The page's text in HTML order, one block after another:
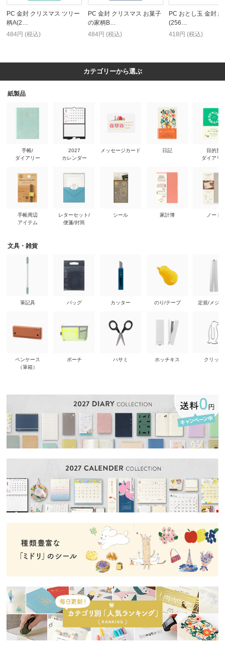
PC 金封 クリスマス ツリー
柄A(2…
484円 (税込)
PC 金封 クリスマス お菓子
の家柄B…
484円 (税込)
PC おとし玉 金封
(256…
418円 (税込)
カテゴリーから選ぶ
紙製品
手帳/
ダイアリー
手帳周辺
アイテム
2027
カレンダー
レターセット/
便箋/封筒
メッセージカード
シール
日記
家計簿
目的別
ダイアリ
ノート
文具・雑貨
筆記具
ペンケース
（筆箱）
バッグ
ポーチ
カッター
ハサミ
のり/テープ
ホッチキス
定規/メジ
クリップ